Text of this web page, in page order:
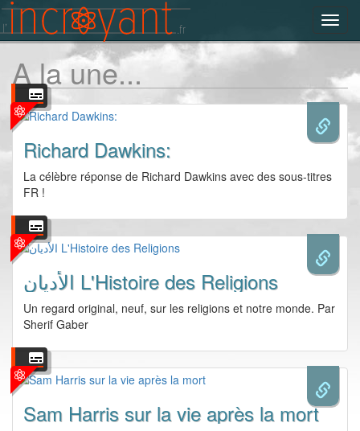
A la une...
Richard Dawkins:
La célèbre réponse de Richard Dawkins avec des sous-titres
FR !
الأديان L'Histoire des Religions
Un regard original, neuf, sur les religions et notre monde. Par
Sherif Gaber
Sam Harris sur la vie après la mort